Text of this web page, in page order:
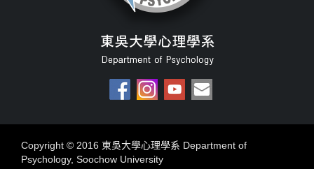
Copyright © 2016 東吳大學心理學系 Department of
Psychology, Soochow University